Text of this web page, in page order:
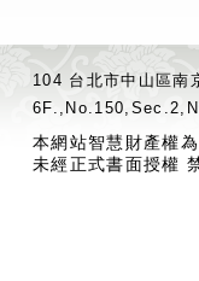
104 台北市中山區
本網站智慧財產權
未經正式書面授權